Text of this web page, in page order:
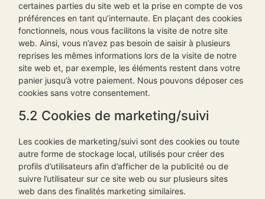
certaines parties du site web et la prise en compte de vos
préférences en tant qu’internaute. En plaçant des cookies
fonctionnels, nous vous facilitons la visite de notre site
web. Ainsi, vous n’avez pas besoin de saisir à plusieurs
reprises les mêmes informations lors de la visite de notre
site web et, par exemple, les éléments restent dans votre
panier jusqu’à votre paiement. Nous pouvons déposer ces
cookies sans votre consentement.
5.2 Cookies de marketing/suivi
Les cookies de marketing/suivi sont des cookies ou toute
autre forme de stockage local, utilisés pour créer des
profils d’utilisateurs afin d’afficher de la publicité ou de
suivre l’utilisateur sur ce site web ou sur plusieurs sites
web dans des finalités marketing similaires.